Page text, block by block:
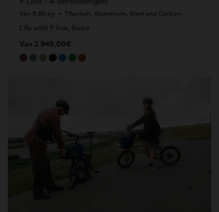
Van 9,86 kg Titanium, Aluminium, Steel and Carbon
Life with P line, flows
Van 2.949,00€